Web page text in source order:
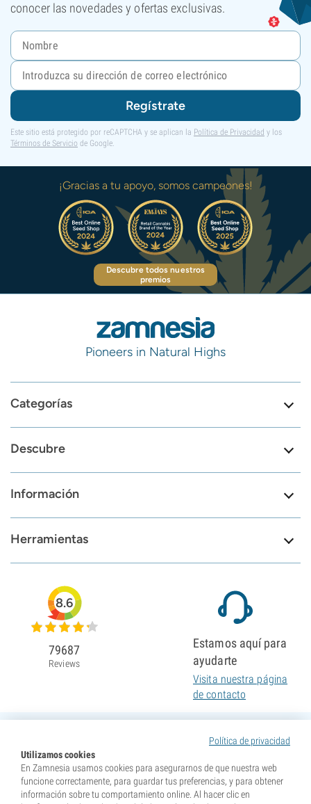
conocer las novedades y ofertas exclusivas.
Regístrate
Este sitio está protegido por reCAPTCHA y se aplican la Política de Privacidad y los
Términos de Servicio de Google.
¡Gracias a tu apoyo, somos campeones!
Descubre todos nuestros
premios
Pioneers in Natural Highs
Categorías
Descubre
Información
Herramientas
Política de privacidad
Utilizamos cookies
En Zamnesia usamos cookies para asegurarnos de que nuestra web
funcione correctamente, para guardar tus preferencias, y para obtener
información sobre tu comportamiento online. Al hacer clic en
8.6
79687
Reviews
Estamos aquí para
ayudarte
Visita nuestra página
de contacto